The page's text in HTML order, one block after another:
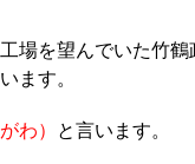
場を望んでいた竹
ます。
わ） と言います。